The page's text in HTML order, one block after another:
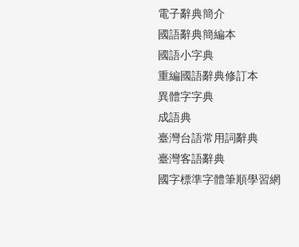
電子辭典簡介
國語辭典簡編本
國語小字典
重編國語辭典修訂本
異體字字典
成語典
臺灣台語常用詞辭典
臺灣客語辭典
國字標準字體筆順學習網